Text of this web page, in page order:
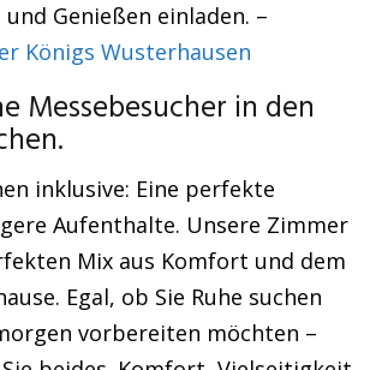
Genießen einladen. –
Königs Wusterhausen
Messebesucher in den
inklusive: Eine perfekte
Aufenthalte. Unsere Zimmer
Mix aus Komfort und dem
Egal, ob Sie Ruhe suchen
vorbereiten möchten –